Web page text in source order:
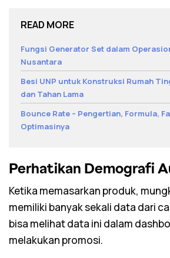
READ MORE
Fungsi Generator Set dalam
Nusantara
Besi UNP untuk Konstruksi Rumah
dan Tahan Lama
Bounce Rate – Pengertian, Formula,
Optimasinya
Perhatikan Demografi
Ketika memasarkan produk,
memiliki banyak sekali data dari
bisa melihat data ini dalam
melakukan promosi.